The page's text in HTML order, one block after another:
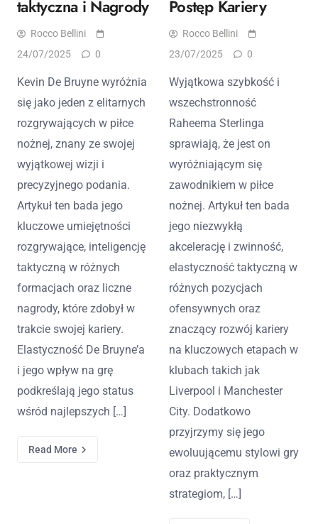
taktyczna i Nagrody
Rocco Bellini
24/07/2025
0
Kevin De Bruyne wyróżnia
się jako jeden z elitarnych
rozgrywających w piłce
nożnej, znany ze swojej
wyjątkowej wizji i
precyzyjnego podania.
Artykuł ten bada jego
kluczowe umiejętności
rozgrywające, inteligencję
taktyczną w różnych
formacjach oraz liczne
nagrody, które zdobył w
trakcie swojej kariery.
Elastyczność De Bruyne’a
i jego wpływ na grę
podkreślają jego status
wśród najlepszych […]
Read More
Postęp Kariery
Rocco Bellini
23/07/2025
0
Wyjątkowa szybkość i
wszechstronność
Raheema Sterlinga
sprawiają, że jest on
wyróżniającym się
zawodnikiem w piłce
nożnej. Artykuł ten bada
jego niezwykłą
akcelerację i zwinność,
elastyczność taktyczną w
różnych pozycjach
ofensywnych oraz
znaczący rozwój kariery
na kluczowych etapach w
klubach takich jak
Liverpool i Manchester
City. Dodatkowo
przyjrzymy się jego
ewoluującemu stylowi gry
oraz praktycznym
strategiom, […]